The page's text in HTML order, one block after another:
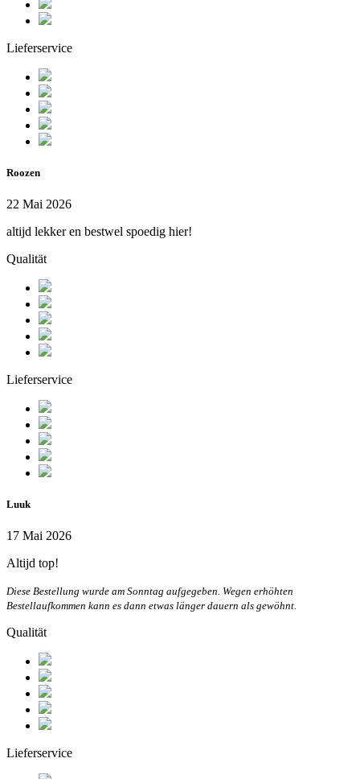
Lieferservice
Roozen
22 Mai 2026
altijd lekker en bestwel spoedig hier!
Qualität
Lieferservice
Luuk
17 Mai 2026
Altijd top!
Diese Bestellung wurde am Sonntag aufgegeben. Wegen erhöhten
Bestellaufkommen kann es dann etwas länger dauern als gewöhnt.
Qualität
Lieferservice